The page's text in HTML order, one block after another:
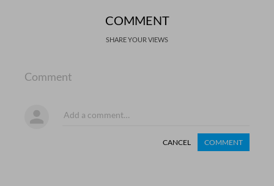
COMMENT
SHARE YOUR VIEWS
Comment
CANCEL COMMENT